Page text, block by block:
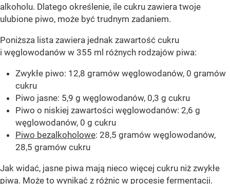
alkoholu. Dlatego określenie, ile cukru zawiera twoje
ulubione piwo, może być trudnym zadaniem.
Poniższa lista zawiera jednak zawartość cukru
i węglowodanów w 355 ml różnych rodzajów piwa:
Zwykłe piwo: 12,8 gramów węglowodanów, 0 gramów
cukru
Piwo jasne: 5,9 g węglowodanów, 0,3 g cukru
Piwo o niskiej zawartości węglowodanów: 2,6 g
węglowodanów, 0 g cukru
Piwo bezalkoholowe: 28,5 gramów węglowodanów,
28,5 gramów cukru
Jak widać, jasne piwa mają nieco więcej cukru niż zwykłe
piwa. Może to wynikać z różnic w procesie fermentacji.